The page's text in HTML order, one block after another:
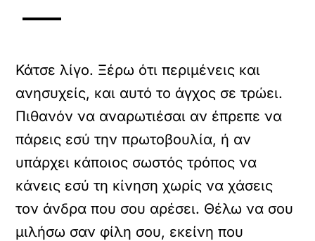
Κάτσε λίγο. Ξέρω ότι περιμένεις και
ανησυχείς, και αυτό το άγχος σε τρώει.
Πιθανόν να αναρωτιέσαι αν έπρεπε να
πάρεις εσύ την πρωτοβουλία, ή αν
υπάρχει κάποιος σωστός τρόπος να
κάνεις εσύ τη κίνηση χωρίς να χάσεις
τον άνδρα που σου αρέσει. Θέλω να σου
μιλήσω σαν φίλη σου, εκείνη που